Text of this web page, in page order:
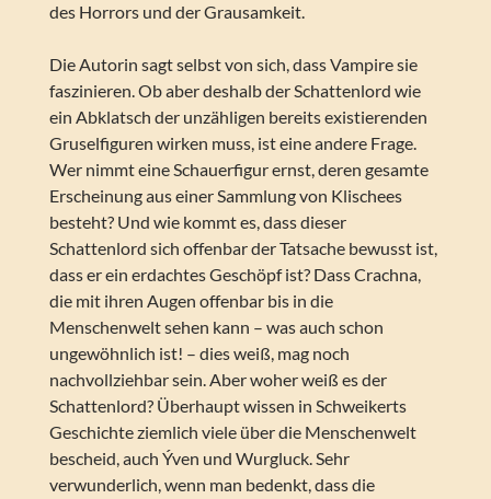
des Horrors und der Grausamkeit.
Die Autorin sagt selbst von sich, dass Vampire sie
faszinieren. Ob aber deshalb der Schattenlord wie
ein Abklatsch der unzähligen bereits existierenden
Gruselfiguren wirken muss, ist eine andere Frage.
Wer nimmt eine Schauerfigur ernst, deren gesamte
Erscheinung aus einer Sammlung von Klischees
besteht? Und wie kommt es, dass dieser
Schattenlord sich offenbar der Tatsache bewusst ist,
dass er ein erdachtes Geschöpf ist? Dass Crachna,
die mit ihren Augen offenbar bis in die
Menschenwelt sehen kann – was auch schon
ungewöhnlich ist! – dies weiß, mag noch
nachvollziehbar sein. Aber woher weiß es der
Schattenlord? Überhaupt wissen in Schweikerts
Geschichte ziemlich viele über die Menschenwelt
bescheid, auch Ýven und Wurgluck. Sehr
verwunderlich, wenn man bedenkt, dass die